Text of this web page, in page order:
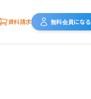
資料請求 無料会員になる